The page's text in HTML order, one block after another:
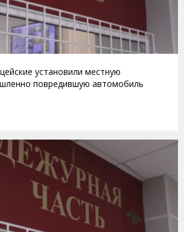
установили местную
повредившую автомобиль